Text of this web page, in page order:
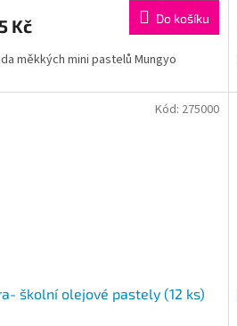
Kč Do košíku
měkkých mini pastelů Mungyo
školní olejové pastely (12 ks)
Kód: 275000